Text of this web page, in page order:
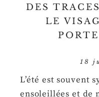
DES
LE
18
L’été est souvent
ensoleillées et de